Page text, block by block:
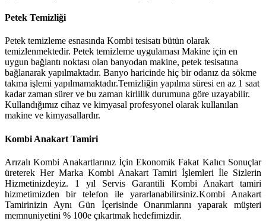
Petek Temizliği
Petek temizleme esnasında Kombi tesisatı bütün olarak
temizlenmektedir. Petek temizleme uygulaması Makine için en
uygun bağlantı noktası olan banyodan makine, petek tesisatına
bağlanarak yapılmaktadır. Banyo haricinde hiç bir odanız da sökme
takma işlemi yapılmamaktadır.Temizliğin yapılma süresi en az 1 saat
kadar zaman sürer ve bu zaman kirlilik durumuna göre uzayabilir.
Kullandığımız cihaz ve kimyasal profesyonel olarak kullanılan
makine ve kimyasallardır.
Kombi Anakart Tamiri
Arızalı Kombi Anakartlarınız İçin Ekonomik Fakat Kalıcı Sonuçlar
üreterek Her Marka Kombi Anakart Tamiri İşlemleri İle Sizlerin
Hizmetinizdeyiz. 1 yıl Servis Garantili Kombi Anakart tamiri
hizmetimizden bir telefon ile yararlanabilirsiniz.Kombi Anakart
Tamirinizin Aynı Gün İçerisinde Onarımlarını yaparak müşteri
memnuniyetini % 100e çıkartmak hedefimizdir.